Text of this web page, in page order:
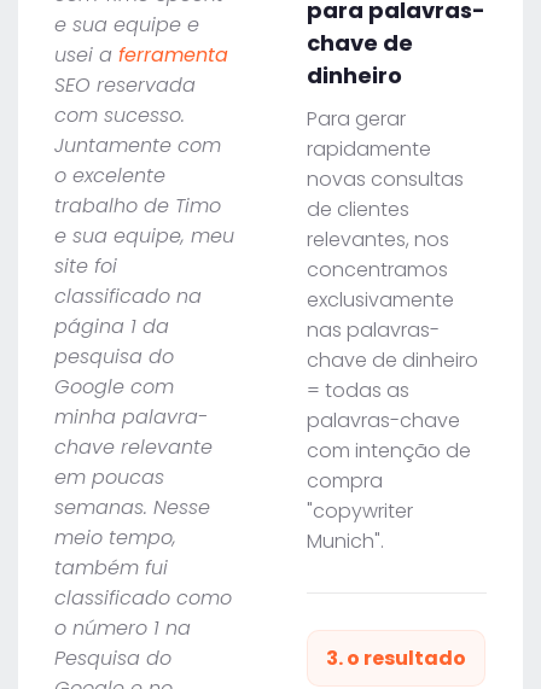
e sua equipe e
usei a ferramenta
SEO reservada
com sucesso.
Juntamente com
o excelente
trabalho de Timo
e sua equipe, meu
site foi
classificado na
página 1 da
pesquisa do
Google com
minha palavra-
chave relevante
em poucas
semanas. Nesse
meio tempo,
também fui
classificado como
o número 1 na
Pesquisa do
para palavras-
chave de
dinheiro
Para gerar
rapidamente
novas consultas
de clientes
relevantes, nos
concentramos
exclusivamente
nas palavras-
chave de dinheiro
= todas as
palavras-chave
com intenção de
compra
"copywriter
Munich".
3. o resultado